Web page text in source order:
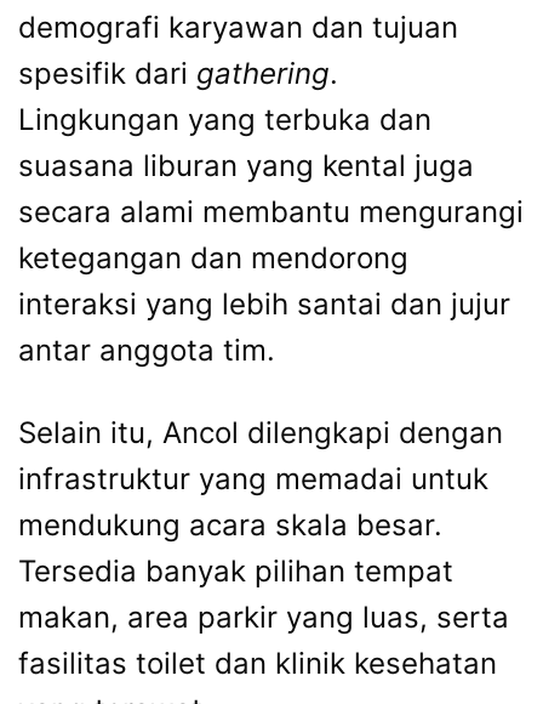
demografi karyawan dan tujuan
spesifik dari gathering.
Lingkungan yang terbuka dan
suasana liburan yang kental juga
secara alami membantu mengurangi
ketegangan dan mendorong
interaksi yang lebih santai dan jujur
antar anggota tim.
Selain itu, Ancol dilengkapi dengan
infrastruktur yang memadai untuk
mendukung acara skala besar.
Tersedia banyak pilihan tempat
makan, area parkir yang luas, serta
fasilitas toilet dan klinik kesehatan